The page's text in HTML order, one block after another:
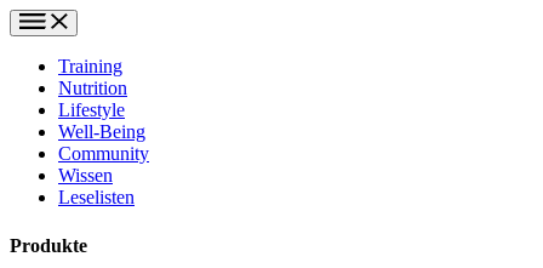
Training
Nutrition
Lifestyle
Well-Being
Community
Wissen
Leselisten
Produkte